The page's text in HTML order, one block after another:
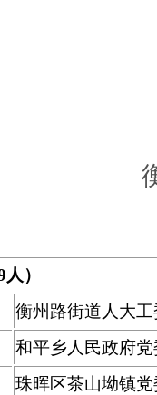
）
衡州路街道人大
和平乡人民政府
珠晖区茶山坳镇